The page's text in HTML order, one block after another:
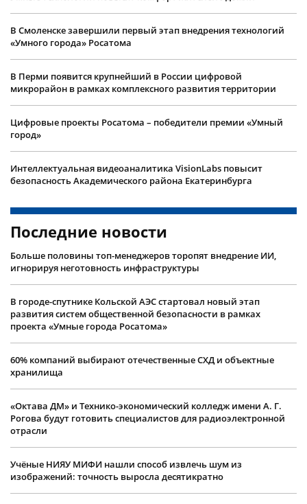
В Смоленске завершили первый этап внедрения технологий
«Умного города» Росатома
В Перми появится крупнейший в России цифровой
микрорайон в рамках комплексного развития территории
Цифровые проекты Росатома – победители премии «Умный
город»
Интеллектуальная видеоаналитика VisionLabs повысит
безопасность Академического района Екатеринбурга
Последние новости
Больше половины топ-менеджеров торопят внедрение ИИ,
игнорируя неготовность инфраструктуры
В городе-спутнике Кольской АЭС стартовал новый этап
развития систем общественной безопасности в рамках
проекта «Умные города Росатома»
60% компаний выбирают отечественные СХД и объектные
хранилища
«Октава ДМ» и Технико-экономический колледж имени А. Г.
Рогова будут готовить специалистов для радиоэлектронной
отрасли
Учëные НИЯУ МИФИ нашли способ извлечь шум из
изображений: точность выросла десятикратно